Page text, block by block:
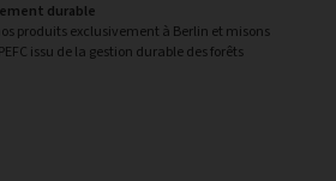
durable
produits exclusivement à Berlin et misons
issu de la gestion durable des forêts